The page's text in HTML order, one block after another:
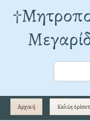
Αρχική Καλῶς